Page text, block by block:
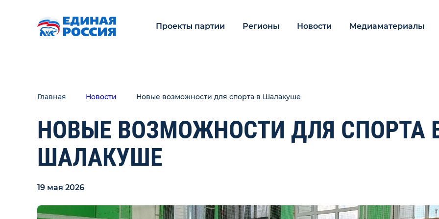
Проекты партии Регионы Новости Медиаматериалы
Главная Новости Новые возможности для спорта в Шалакуше
НОВЫЕ ВОЗМОЖНОСТИ ДЛЯ СПОРТА
ШАЛАКУШЕ
19 мая 2026